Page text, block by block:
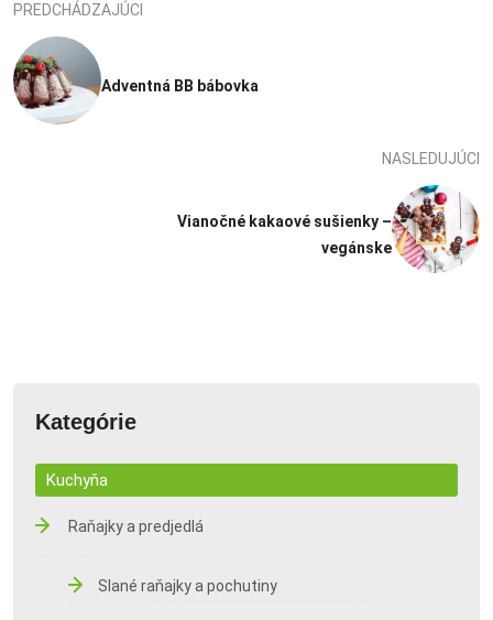
PREDCHÁDZAJÚCI
Adventná BB bábovka
NASLEDUJÚCI
Vianočné kakaové sušienky –
vegánske
Kategórie
Kuchyňa
Raňajky a predjedlá
Slané raňajky a pochutiny